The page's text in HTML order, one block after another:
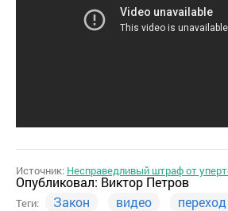
Источник: Несправедливый штраф от
Опубликовал: Виктор Петров
Теги: Закон видео переход